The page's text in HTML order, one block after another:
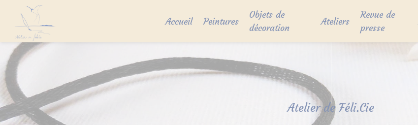
content
Accueil Peintures
Objets de
décoration
Ateliers
Revue de
presse
Atelier de Féli.Cie